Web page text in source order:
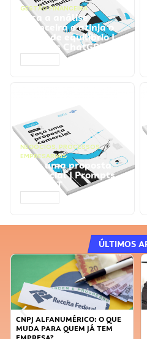
GESTÃO FINANCEIRA
Faça a análise
financeira e atinja o
ponto de equilíbrio |
Prompts ChatGPT
NEGÓCIOS, PROCESSOS
EMPRESARIAIS
Faça uma proposta
comercial | Prompts
ChatGPT
ÚLTIMOS
CNPJ ALFANUMÉRICO: O QUE
MUDA PARA QUEM JÁ TEM